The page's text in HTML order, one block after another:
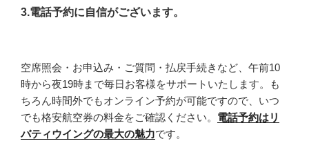
3.電話予約に自信がございます。
空席照会・お申込み・ご質問・払戻手続きなど、午前10
時から夜19時まで毎日お客様をサポートいたします。も
ちろん時間外でもオンライン予約が可能ですので、いつ
でも格安航空券の料金をご確認ください。 電話予約はリ
バティウイングの最大の魅力です。